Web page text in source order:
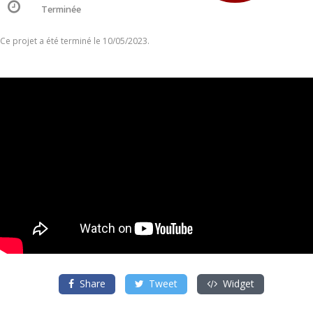
Terminée
Ce projet a été terminé le 10/05/2023.
Share Tweet Widget